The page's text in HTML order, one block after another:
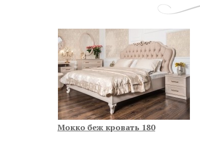
Мокко беж кровать 180